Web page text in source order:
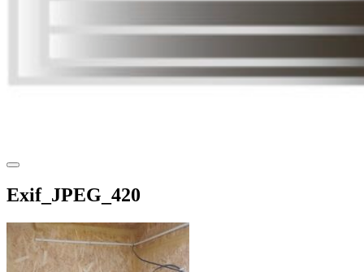
Exif_JPEG_420